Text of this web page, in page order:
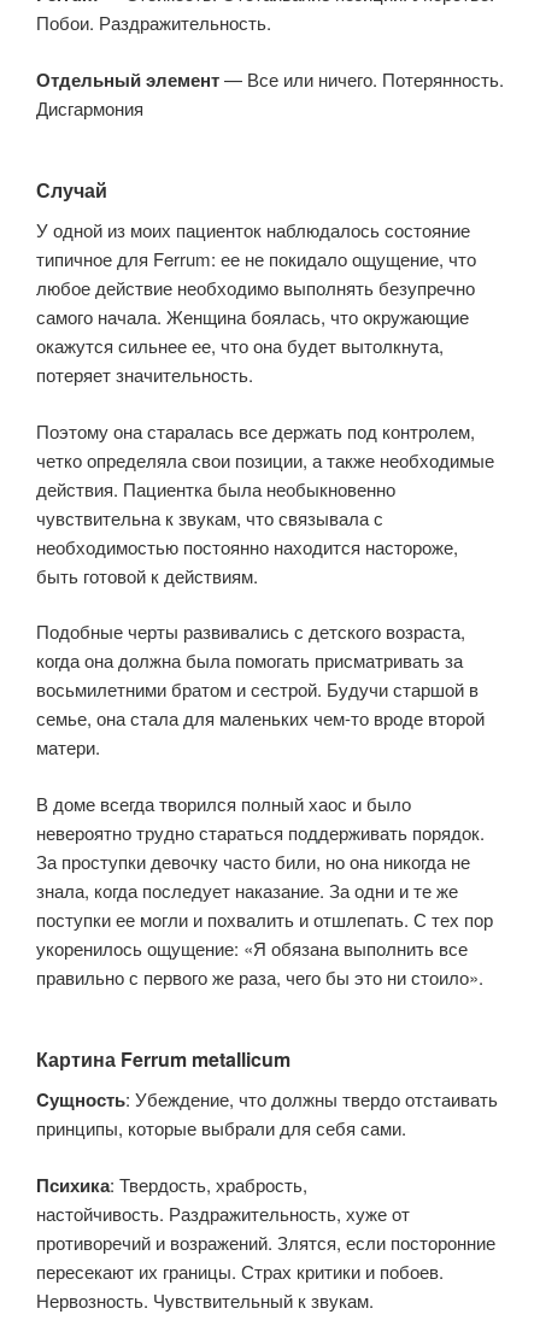
Побои. Раздражительность.
Отдельный элемент— Все или ничего. Потерянность.
Дисгармония
Случай
У одной из моих пациенток наблюдалось состояние
типичное для Ferrum: ее не покидало ощущение, что
любое действие необходимо выполнять безупречно
самого начала. Женщина боялась, что окружающие
окажутся сильнее ее, что она будет вытолкнута,
потеряет значительность.
Поэтому она старалась все держать под контролем,
четко определяла свои позиции, а также необходимые
действия. Пациентка была необыкновенно
чувствительна к звукам, что связывала с
необходимостью постоянно находится настороже,
быть готовой к действиям.
Подобные черты развивались с детского возраста,
когда она должна была помогать присматривать за
восьмилетними братом и сестрой. Будучи старшой в
семье, она стала для маленьких чем-то вроде второй
матери.
В доме всегда творился полный хаос и было
невероятно трудно стараться поддерживать порядок.
За проступки девочку часто били, но она никогда не
знала, когда последует наказание. За одни и те же
поступки ее могли и похвалить и отшлепать. С тех пор
укоренилось ощущение: «Я обязана выполнить все
правильно с первого же раза, чего бы это ни стоило».
Картина Ferrum metallicum
Cущность: Убеждение, что должны твердо отстаивать
принципы, которые выбрали для себя сами.
Психика: Твердость, храбрость,
настойчивость. Раздражительность, хуже от
противоречий и возражений. Злятся, если посторонние
пересекают их границы. Страх критики и побоев.
Нервозность. Чувствительный к звукам.